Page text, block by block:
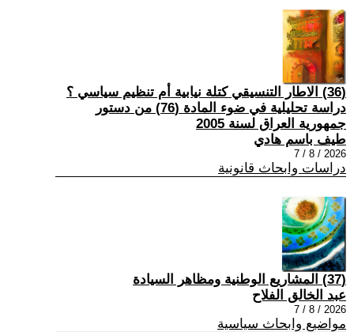
(36) الاطار التنسيقي كتلة نيابية أم تنظيم سياسي ؟
دراسة تحليلية في ضوء المادة (76) من دستور
جمهورية العراق لسنة 2005
طيف باسم هادي
2026 / 8 / 7
دراسات وابحاث قانونية
(37) المشاريع الوطنية ومظاهر السيادة
عبد الخالق الفلاح
2026 / 8 / 7
مواضيع وابحاث سياسية